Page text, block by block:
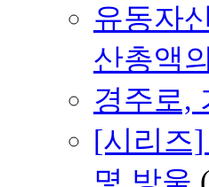
유동자
산총액
경주로,
[시리즈